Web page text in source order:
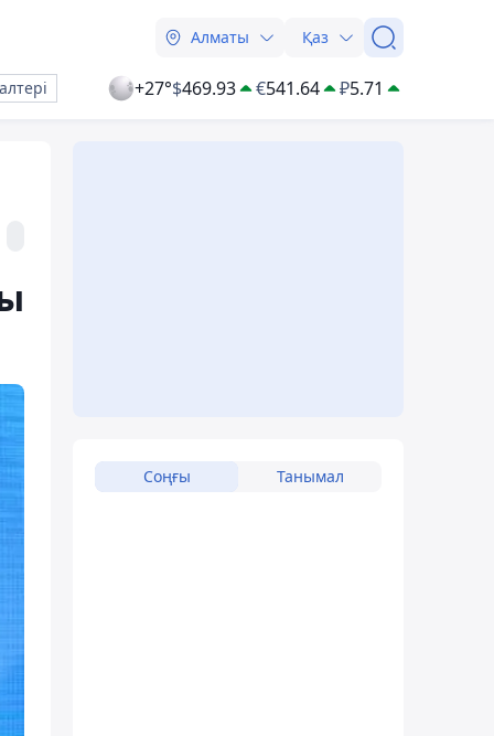
Алматы Қаз
+27°$469.93 €541.64 ₽5.71
Соңғы Танымал